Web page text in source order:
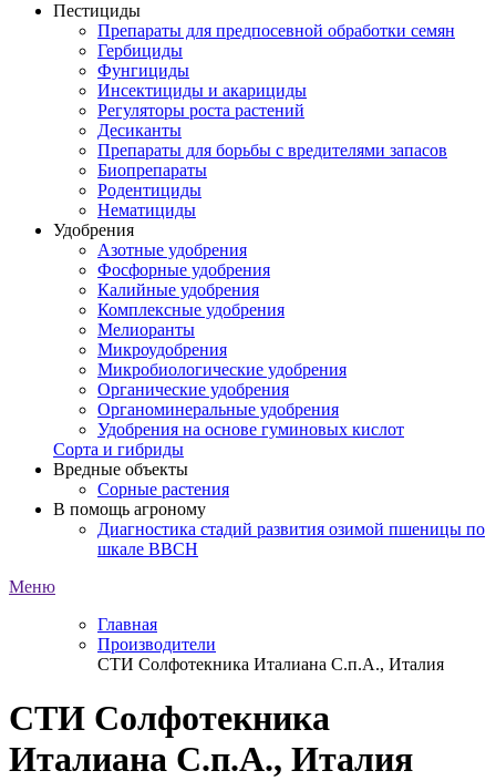
Пестициды
Препараты для предпосевной обработки семян
Гербициды
Фунгициды
Инсектициды и акарициды
Регуляторы роста растений
Десиканты
Препараты для борьбы с вредителями запасов
Биопрепараты
Родентициды
Нематициды
Удобрения
Азотные удобрения
Фосфорные удобрения
Калийные удобрения
Комплексные удобрения
Мелиоранты
Микроудобрения
Микробиологические удобрения
Органические удобрения
Органоминеральные удобрения
Удобрения на основе гуминовых кислот
Сорта и гибриды
Вредные объекты
Сорные растения
В помощь агроному
Диагностика стадий развития озимой пшеницы по
шкале ВВСН
Меню
Главная
Производители
СТИ Солфотекника Италиана С.п.А., Италия
СТИ Солфотекника
Италиана С.п.А., Италия